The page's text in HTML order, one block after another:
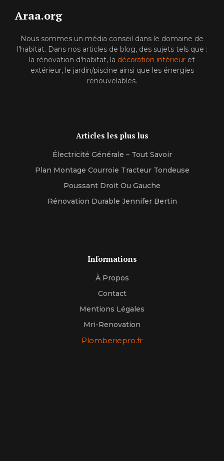
Araa.org
Nous sommes un média conseil dans le domaine de
l'habitat. Dans nos articles de blog, des sujets tels que :
la rénovation d'habitat, la décoration intérieur et
extérieur, le jardin/piscine ainsi que les énergies
renouvelables.
Articles les plus lus
Électricité Générale – Tout Savoir
Plan Montage Courroie Tracteur Tondeuse
Poussant Droit Ou Gauche
Rénovation Durable Jennifer Bertin
Informations
À Propos
Contact
Mentions Légales
Mri-Renovation
Plomberiepro.fr